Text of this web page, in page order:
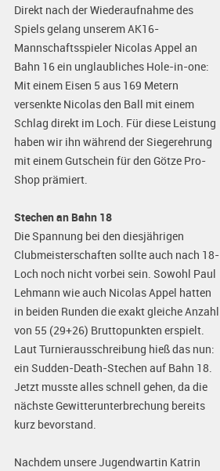
Direkt nach der Wiederaufnahme des
Spiels gelang unserem AK16-
Mannschaftsspieler Nicolas Appel an
Bahn 16 ein unglaubliches Hole-in-one:
Mit einem Eisen 5 aus 169 Metern
versenkte Nicolas den Ball mit einem
Schlag direkt im Loch. Für diese Leistung
haben wir ihn während der Siegerehrung
mit einem Gutschein für den Götze Pro-
Shop prämiert.
Stechen an Bahn 18
Die Spannung bei den diesjährigen
Clubmeisterschaften sollte auch nach 18-
Loch noch nicht vorbei sein. Sowohl Paul
Lehmann wie auch Nicolas Appel hatten
in beiden Runden die exakt gleiche Anzahl
von 55 (29+26) Bruttopunkten erspielt.
Laut Turnierausschreibung hieß das nun:
ein Sudden-Death-Stechen auf Bahn 18.
Jetzt musste alles schnell gehen, da die
nächste Gewitterunterbrechung bereits
kurz bevorstand.
Nachdem unsere Jugendwartin Katrin